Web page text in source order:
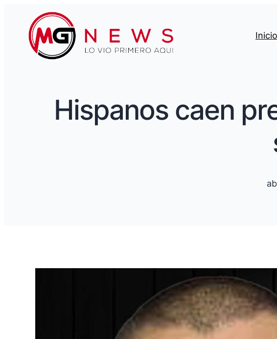
Inicio
Hispanos caen